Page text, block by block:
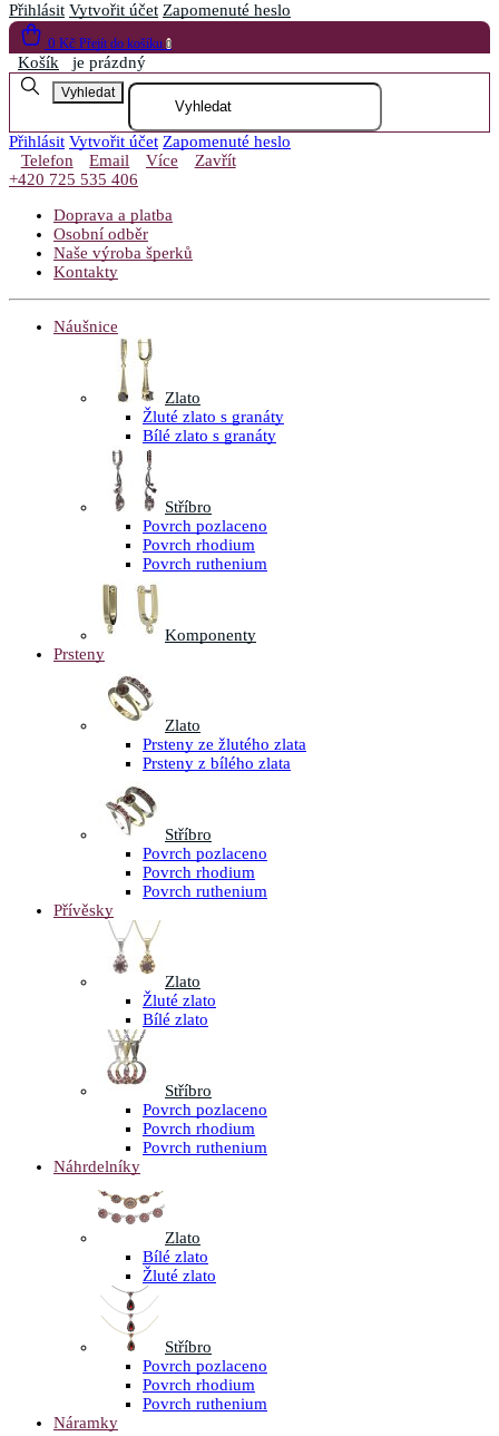
Přihlásit Vytvořit účet Zapomenuté heslo
0 Kč Přejít do košíku 0
Košík je prázdný
Vyhledat
Přihlásit Vytvořit účet Zapomenuté heslo
Telefon
Email Více
Zavřít
+420 725 535 406
Doprava a platba
Osobní odběr
Naše výroba šperků
Kontakty
Náušnice
Zlato
Žluté zlato s granáty
Bílé zlato s granáty
Stříbro
Povrch pozlaceno
Povrch rhodium
Povrch ruthenium
Komponenty
Prsteny
Zlato
Prsteny ze žlutého zlata
Prsteny z bílého zlata
Stříbro
Povrch pozlaceno
Povrch rhodium
Povrch ruthenium
Přívěsky
Zlato
Žluté zlato
Bílé zlato
Stříbro
Povrch pozlaceno
Povrch rhodium
Povrch ruthenium
Náhrdelníky
Zlato
Bílé zlato
Žluté zlato
Stříbro
Povrch pozlaceno
Povrch rhodium
Povrch ruthenium
Náramky